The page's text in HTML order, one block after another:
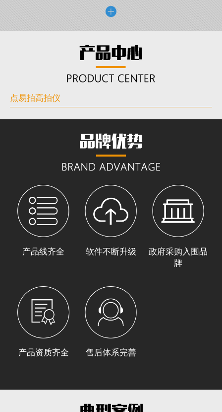
点易拍高拍仪
产品线齐全 软件不断升级
政府采购入围品
牌
产品资质齐全 售后体系完善